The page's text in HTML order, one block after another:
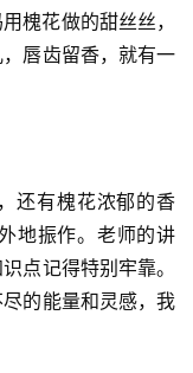
槐花做的甜丝丝，
唇齿留香，就有一
还有槐花浓郁的香
地振作。老师的讲
点记得特别牢靠。
的能量和灵感，我